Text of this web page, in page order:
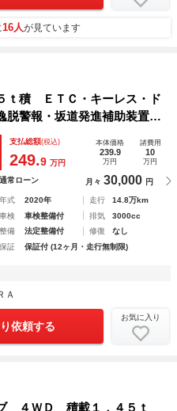
16人が見ています
積 ＥＴＣ・キーレス・ド
脱警報・坂道発進補助装置・
ＬＯＣ－Ｒ・設定温度－３
７２×１８３・車輛総重量
支払総額(税込)
249.9 万円
本体価格
239.9
万円
諸費用
10
万円
通常ローン 月々 30,000 円
年式 2020年 走行
14.8万km
車検
車検整備付 排気
3000cc
整備
法定整備付 修復
なし
保証
保証付 (12ヶ月・走行無制限)
Ａ
依頼する
お気に入り
４ＷＤ 積載１．４５ｔ